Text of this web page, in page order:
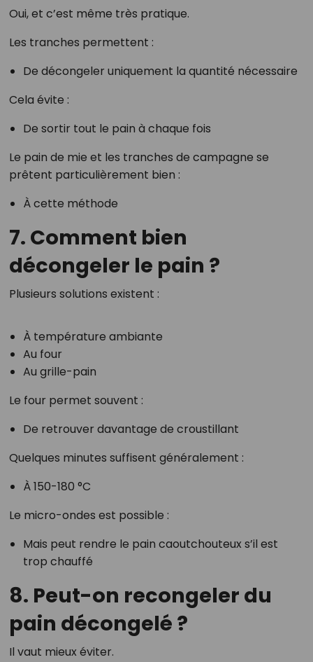
Oui, et c’est même très pratique.
Les tranches permettent :
De décongeler uniquement la quantité nécessaire
Cela évite :
De sortir tout le pain à chaque fois
Le pain de mie et les tranches de campagne se
prêtent particulièrement bien :
À cette méthode
7. Comment bien
décongeler le pain ?
Plusieurs solutions existent :
À température ambiante
Au four
Au grille-pain
Le four permet souvent :
De retrouver davantage de croustillant
Quelques minutes suffisent généralement :
À 150-180 °C
Le micro-ondes est possible :
Mais peut rendre le pain caoutchouteux s’il est
trop chauffé
8. Peut-on recongeler du
pain décongelé ?
Il vaut mieux éviter.